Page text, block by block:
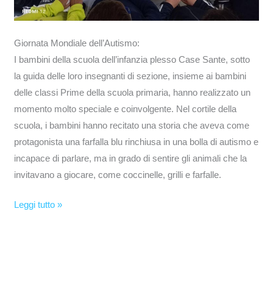
Giornata Mondiale dell’Autismo:
I bambini della scuola dell’infanzia plesso Case Sante, sotto
la guida delle loro insegnanti di sezione, insieme ai bambini
delle classi Prime della scuola primaria, hanno realizzato un
momento molto speciale e coinvolgente. Nel cortile della
scuola, i bambini hanno recitato una storia che aveva come
protagonista una farfalla blu rinchiusa in una bolla di autismo e
incapace di parlare, ma in grado di sentire gli animali che la
invitavano a giocare, come coccinelle, grilli e farfalle.
Leggi tutto »